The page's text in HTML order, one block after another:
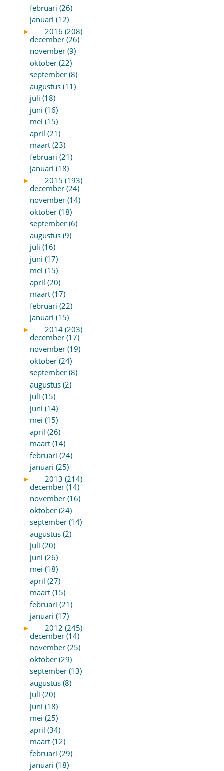
februari (26)
januari (12)
►
2016 (208)
december (26)
november (9)
oktober (22)
september (8)
augustus (11)
juli (18)
juni (16)
mei (15)
april (21)
maart (23)
februari (21)
januari (18)
►
2015 (193)
december (24)
november (14)
oktober (18)
september (6)
augustus (9)
juli (16)
juni (17)
mei (15)
april (20)
maart (17)
februari (22)
januari (15)
►
2014 (203)
december (17)
november (19)
oktober (24)
september (8)
augustus (2)
juli (15)
juni (14)
mei (15)
april (26)
maart (14)
februari (24)
januari (25)
►
2013 (214)
december (14)
november (16)
oktober (24)
september (14)
augustus (2)
juli (20)
juni (26)
mei (18)
april (27)
maart (15)
februari (21)
januari (17)
►
2012 (245)
december (14)
november (25)
oktober (29)
september (13)
augustus (8)
juli (20)
juni (18)
mei (25)
april (34)
maart (12)
februari (29)
januari (18)